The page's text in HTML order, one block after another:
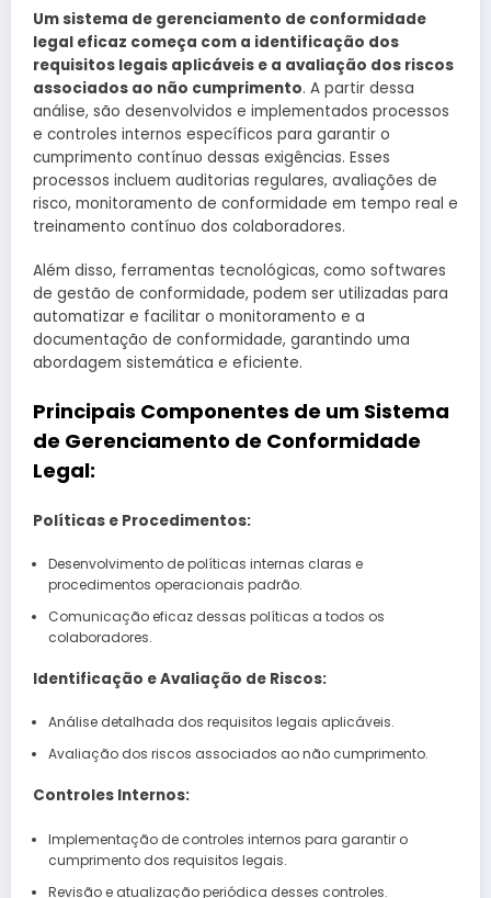
Um sistema de gerenciamento de conformidade
legal eficaz começa com a identificação dos
requisitos legais aplicáveis e a avaliação dos riscos
associados ao não cumprimento. A partir dessa
análise, são desenvolvidos e implementados processos
e controles internos específicos para garantir o
cumprimento contínuo dessas exigências. Esses
processos incluem auditorias regulares, avaliações de
risco, monitoramento de conformidade em tempo real e
treinamento contínuo dos colaboradores.
Além disso, ferramentas tecnológicas, como softwares
de gestão de conformidade, podem ser utilizadas para
automatizar e facilitar o monitoramento e a
documentação de conformidade, garantindo uma
abordagem sistemática e eficiente.
Principais Componentes de um Sistema
de Gerenciamento de Conformidade
Legal:
Políticas e Procedimentos:
Desenvolvimento de políticas internas claras e
procedimentos operacionais padrão.
Comunicação eficaz dessas políticas a todos os
colaboradores.
Identificação e Avaliação de Riscos:
Análise detalhada dos requisitos legais aplicáveis.
Avaliação dos riscos associados ao não cumprimento.
Controles Internos:
Implementação de controles internos para garantir o
cumprimento dos requisitos legais.
Revisão e atualização periódica desses controles.